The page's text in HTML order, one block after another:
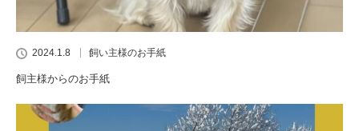
2024.1.8 飼い主様のお手紙
飼主様からのお手紙